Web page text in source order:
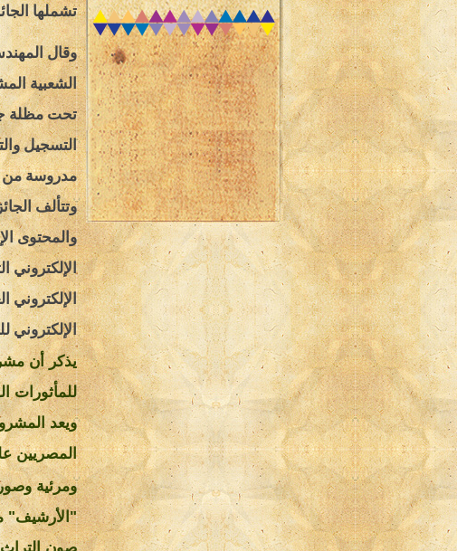
تشملها
وقال
الشعبية
تحت مظلة
التسجيل
مدروسة من
والمحتوى
الإلكتروني
الإلكتروني
الإلكتروني
يذكر أن
للمأثورات
ويعد
المصريين
ومرئية
"الأرشيف"
صون التراث